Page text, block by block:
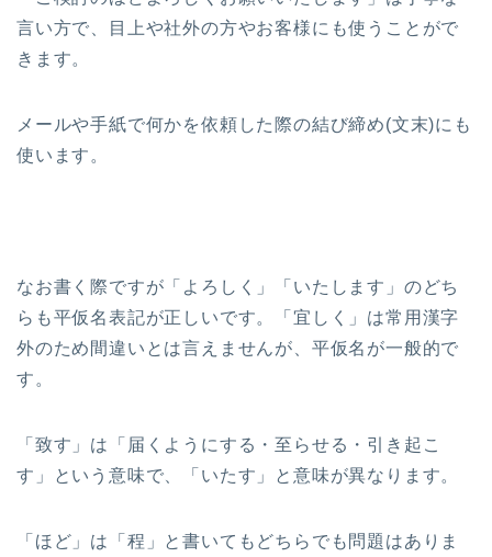
言い方で、目上や社外の方やお客様にも使うことがで
きます。
メールや手紙で何かを依頼した際の結び締め(文末)にも
使います。
なお書く際ですが「よろしく」「いたします」のどち
らも平仮名表記が正しいです。「宜しく」は常用漢字
外のため間違いとは言えませんが、平仮名が一般的で
す。
「致す」は「届くようにする・至らせる・引き起こ
す」という意味で、「いたす」と意味が異なります。
「ほど」は「程」と書いてもどちらでも問題はありま